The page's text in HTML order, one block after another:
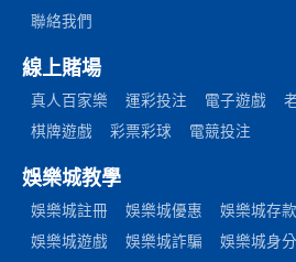
聯絡我們
線上賭場
真人百家樂 運彩投注 電子遊戲
棋牌遊戲
彩票彩球 電競投注
娛樂城教學
娛樂城註冊 娛樂城優惠 娛樂城存款
娛樂城遊戲
娛樂城詐騙 娛樂城身